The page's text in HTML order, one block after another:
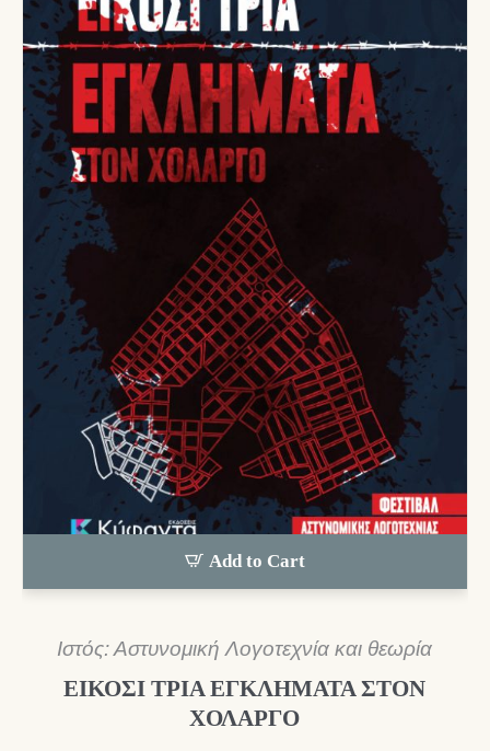
Add to Cart
Ιστός: Αστυνομική Λογοτεχνία και θεωρία
ΕΙΚΟΣΙ ΤΡΙΑ ΕΓΚΛΗΜΑΤΑ ΣΤΟΝ
ΧΟΛΑΡΓΟ